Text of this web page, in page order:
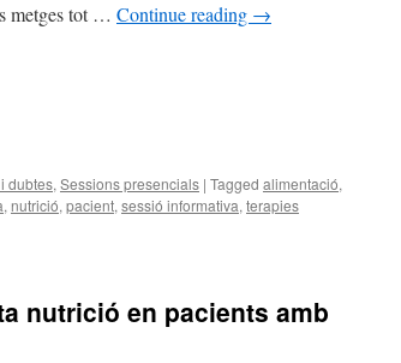
metges tot … Continue reading →
dubtes, Sessions presencials | Tagged alimentació,
, nutrició, pacient, sessió informativa, terapies
nutrició en pacients amb